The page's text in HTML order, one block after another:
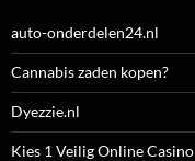
auto-onderdelen24.nl
Cannabis zaden kopen?
Dyezzie.nl
Kies 1 Veilig Online Casino